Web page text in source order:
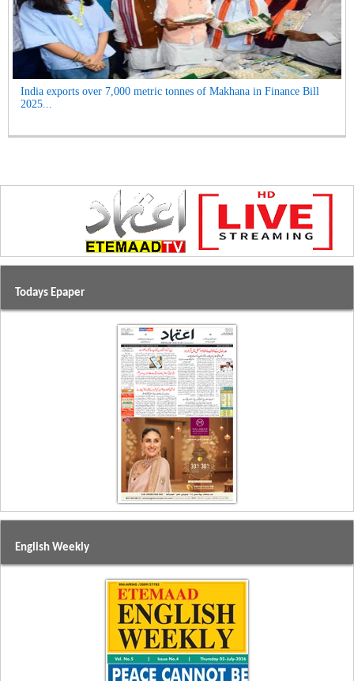
India exports over 7,000 metric tonnes of Makhana in Finance Bill
2025...
Todays Epaper
English Weekly